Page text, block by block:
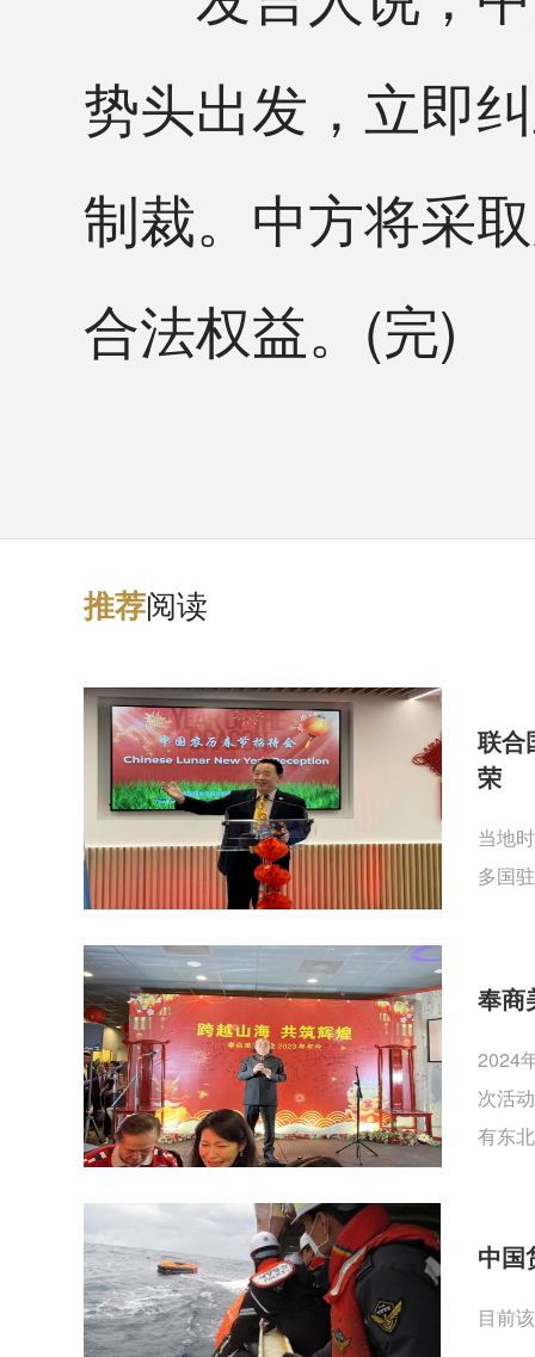
势头出发，立即
制裁。中方将采
合法权益。(完)
推荐阅读
联合
荣
当地
多国
奉商
2024
次活
有东
中国
目前